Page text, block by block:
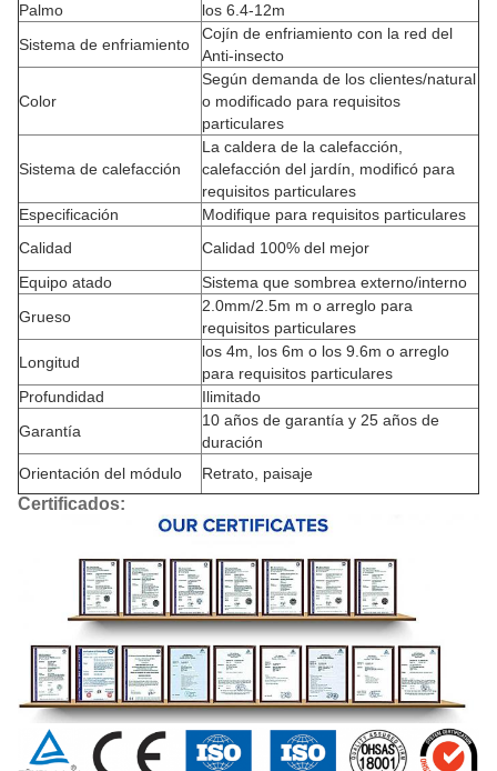
Palmo
los 6.4-12m
Sistema de enfriamiento
Cojín de enfriamiento con la red del
Anti-insecto
Color
Según demanda de los clientes/natural
o modificado para requisitos
particulares
Sistema de calefacción
La caldera de la calefacción,
calefacción del jardín, modificó para
requisitos particulares
Especificación
Modifique para requisitos particulares
Calidad
Calidad 100% del mejor
Equipo atado
Sistema que sombrea externo/interno
Grueso
2.0mm/2.5m m o arreglo para
requisitos particulares
Longitud
los 4m, los 6m o los 9.6m o arreglo
para requisitos particulares
Profundidad
Ilimitado
Garantía
10 años de garantía y 25 años de
duración
Orientación del módulo
Retrato, paisaje
Certificados: